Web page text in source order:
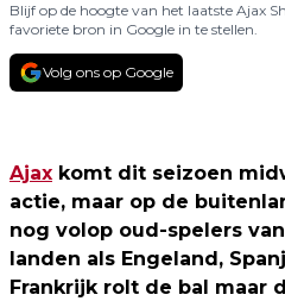
Blijf op de hoogte van het laatste Ajax
favoriete bron in Google in te stellen.
Volg ons op Google
Ajax komt dit seizoen
actie, maar op de
nog volop oud-spelers
landen als Engeland,
Frankrijk rolt de bal maar